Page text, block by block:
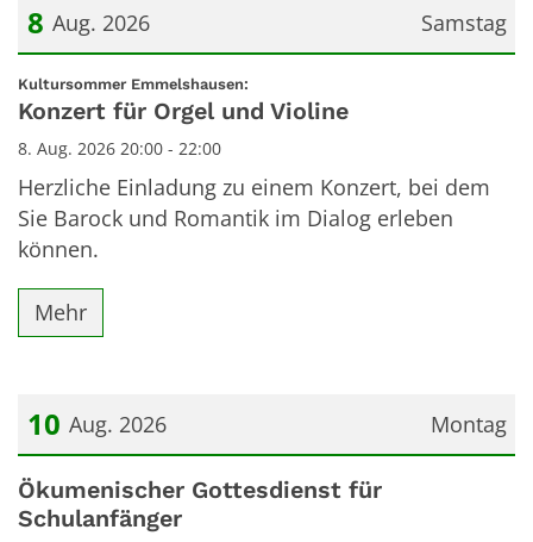
Samstag
8 Aug. 2026
Datum: 8. August 2026
Kultursommer Emmelshausen:
Konzert für Orgel und Violine
8. Aug. 2026 20:00 - 22:00
Herzliche Einladung zu einem Konzert, bei dem
Sie Barock und Romantik im Dialog erleben
können.
Mehr
Montag
10 Aug. 2026
Datum: 10. August 2026
Ökumenischer Gottesdienst für
Schulanfänger